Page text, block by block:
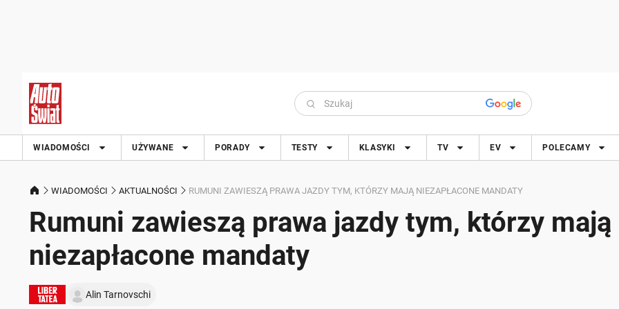
WIADOMOŚCI UŻYWANE PORADY TESTY KLASYKI TV EV POLECAMY
WIADOMOŚCI AKTUALNOŚCI RUMUNI ZAWIESZĄ PRAWA JAZDY TYM, KTÓRZY MAJĄ NIEZAPŁACONE MANDATY
Rumuni zawieszą prawa jazdy tym, którzy mają
niezapłacone mandaty
Alin Tarnovschi